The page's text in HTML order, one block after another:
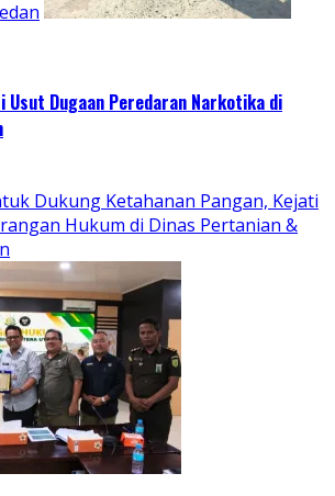
Usut Dugaan Peredaran Narkotika di
Dukung Ketahanan Pangan, Kejati
Hukum di Dinas Pertanian &